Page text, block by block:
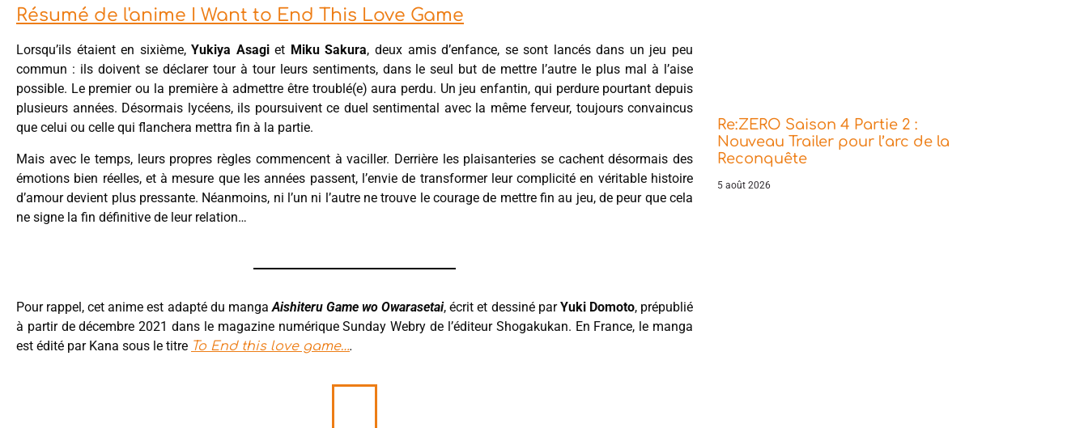
Résumé de l'anime I Want to End This Love Game
Lorsqu’ils étaient en sixième,Yukiya Asagiet Miku Sakura, deux amis d’enfance, se sont lancés dans un jeu peu
commun : ils doivent se déclarer tour à tour leurs sentiments, dans le seul but de mettre l’autre le plus mal à l’aise
possible. Le premier ou la première à admettre être troublé(e) aura perdu. Un jeu enfantin, qui perdure pourtant depuis
plusieurs années. Désormais lycéens, ils poursuivent ce duel sentimental avec la même ferveur, toujours convaincus
que celui ou celle qui flanchera mettra fin à la partie.
Mais avec le temps, leurs propres règles commencent à vaciller. Derrière les plaisanteries se cachent désormais des
émotions bien réelles, et à mesure que les années passent, l’envie de transformer leur complicité en véritable histoire
d’amour devient plus pressante. Néanmoins, ni l’un ni l’autre ne trouve le courage de mettre fin au jeu, de peur que cela
ne signe la fin définitive de leur relation…
Pour rappel, cet anime est adapté du manga Aishiteru Game wo Owarasetai, écrit et dessiné parYuki Domoto, prépublié
à partir de décembre 2021 dans le magazine numérique Sunday Webry de l’éditeur Shogakukan. En France, le manga
est édité par Kana sous le titre To End this love game….
Re:ZERO Saison 4 Partie 2 :
Nouveau Trailer pour l’arc de la
Reconquête
5 août 2026